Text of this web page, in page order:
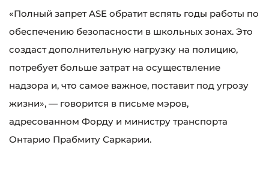
«Полный запрет ASE обратит вспять годы работы по
обеспечению безопасности в школьных зонах. Это
создаст дополнительную нагрузку на полицию,
потребует больше затрат на осуществление
надзора и, что самое важное, поставит под угрозу
жизни», — говорится в письме мэров,
адресованном Форду и министру транспорта
Онтарио Прабмиту Саркарии.